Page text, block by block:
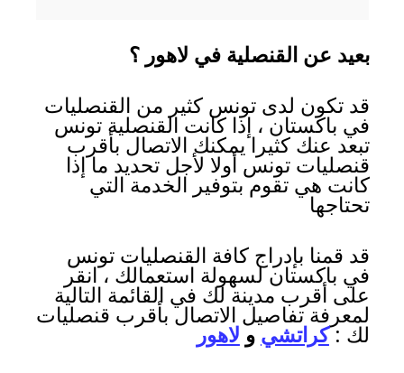
بعيد عن القنصلية في لاهور ؟
قد تكون لدى تونس كثير من القنصليات
في باكستان ، إذا كانت القنصلية تونس
تبعد عنك كثيرا يمكنك الاتصال بأقرب
قنصليات تونس أولا لأجل تحديد ما إذا
كانت هي تقوم بتوفير الخدمة التي
تحتاجها
قد قمنا بإدراج كافة القنصليات تونس
في باكستان لسهولة استعمالك ، انقر
على أقرب مدينة لك في القائمة التالية
لمعرفة تفاصيل الاتصال بأقرب قنصليات
لك :كراتشي و لاهور